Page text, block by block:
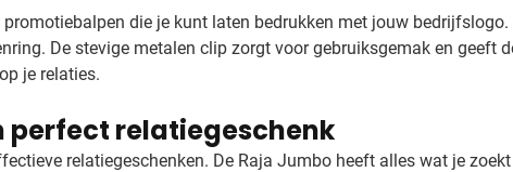
die je kunt laten bedrukken met jouw
De stevige metalen clip zorgt voor gebruiksgemak en geeft
je relaties.
perfect relatiegeschenk
relatiegeschenken. De Raja Jumbo heeft alles wat je